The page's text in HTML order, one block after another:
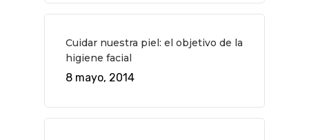
Cuidar nuestra piel: el objetivo de la
higiene facial
8 mayo, 2014
Música
Gastro